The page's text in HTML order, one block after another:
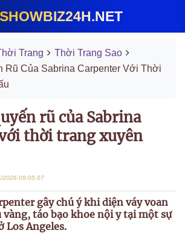
SHOWBIZ24H.NET
Trang
Thời Trang Sao
Rũ Của Sabrina Carpenter Với Thời
rũ của Sabrina
thời trang xuyên
2026 09:05:07
gây chú ý khi diện váy voan
táo bạo khoe nội y tại một sự
Los Angeles.